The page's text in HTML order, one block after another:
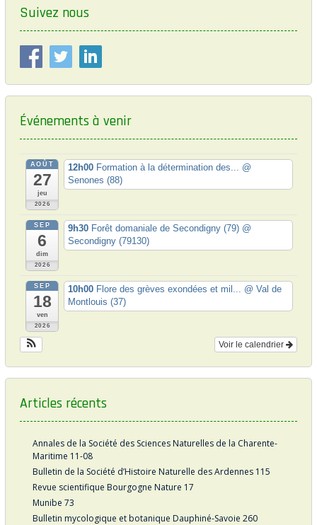
l
s
Suivez nous
Événements à venir
AOÛT
27
jeu
2026
12h00 Formation à la détermination des... @
Senones (88)
SEP
6
dim
2026
9h30 Forêt domaniale de Secondigny (79) @
Secondigny (79130)
SEP
18
ven
2026
10h00 Flore des grèves exondées et mil... @ Val de
Montlouis (37)
Voir le calendrier
Articles récents
Annales de la Société des Sciences Naturelles de la Charente-
Maritime 11-08
Bulletin de la Société d’Histoire Naturelle des Ardennes 115
Revue scientifique Bourgogne Nature 17
Munibe 73
Bulletin mycologique et botanique Dauphiné-Savoie 260